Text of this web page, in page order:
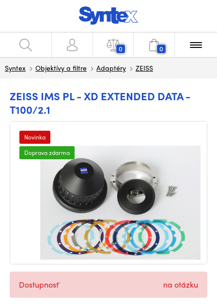
0 0
Syntex Objektívy a filtre Adaptéry ZEISS
ZEISS IMS PL - XD EXTENDED DATA -
T100/2.1
Novinka
Doprava zdarma
Dostupnosť na otázku